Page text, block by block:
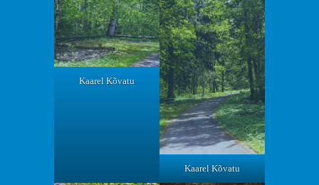
Kaarel Kõvatu
Kaarel Kõvatu